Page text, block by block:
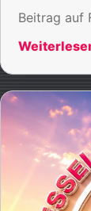
Beitrag auf